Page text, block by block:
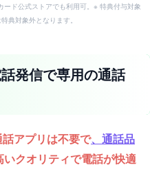
ド公式ストアでも利用可。※ 特典付与対象
典対象外となります。
発信で専用の通話
アプリは不要で、通話品
いクオリティで電話が快適